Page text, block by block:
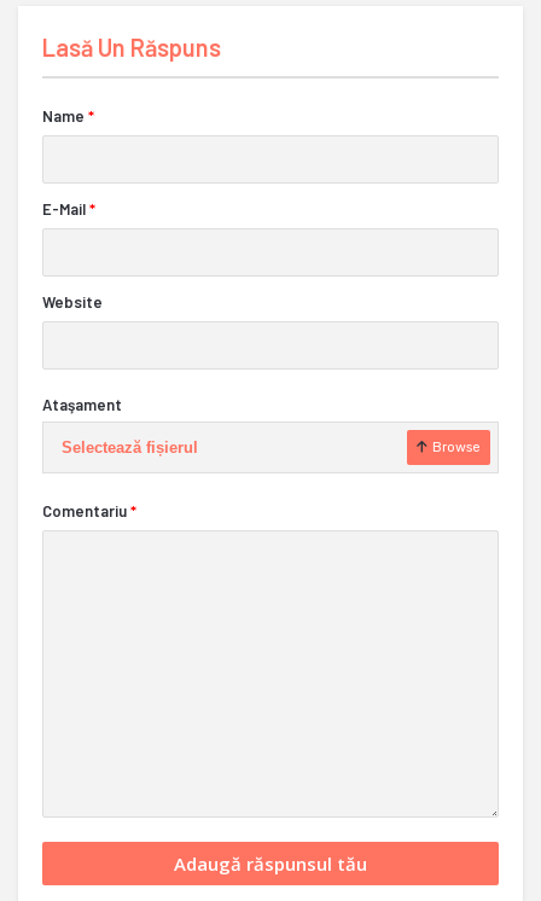
Lasă Un Răspuns
Name *
E-Mail*
Website
Ataşament
Selectează fișierul Browse
Comentariu*